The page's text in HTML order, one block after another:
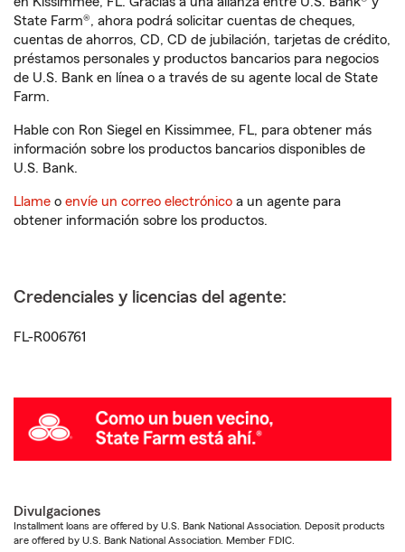
State Farm®, ahora podrá solicitar cuentas de cheques,
cuentas de ahorros, CD, CD de jubilación, tarjetas de crédito,
préstamos personales y productos bancarios para negocios
de U.S. Bank en línea o a través de su agente local de State
Farm.
Hable con Ron Siegel en Kissimmee, FL, para obtener más
información sobre los productos bancarios disponibles de
U.S. Bank.
Llame o envíe un correo electrónico a un agente para
obtener información sobre los productos.
Credenciales y licencias del agente:
FL-R006761
Divulgaciones
Installment loans are offered by U.S. Bank National Association. Deposit products
are offered by U.S. Bank National Association. Member FDIC.